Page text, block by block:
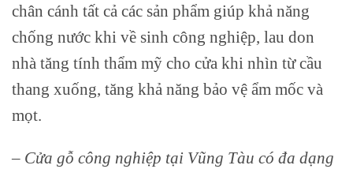
chân cánh tất cả các sản phẩm giúp khả năng
chống nước khi về sinh công nghiệp, lau don
nhà tăng tính thẩm mỹ cho cửa khi nhìn từ cầu
thang xuống, tăng khả năng bảo vệ ẩm mốc và
mọt.
– Cửa gỗ công nghiệp tại Vũng Tàu có đa dạng